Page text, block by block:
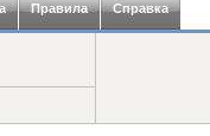
Правила Справка